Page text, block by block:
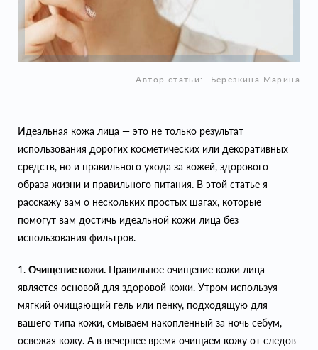
Автор статьи: Березкина Марина
Идеальная кожа лица — это не только результат
использования дорогих косметических или декоративных
средств, но и правильного ухода за кожей, здорового
образа жизни и правильного питания. В этой статье я
расскажу вам о нескольких простых шагах, которые
помогут вам достичь идеальной кожи лица без
использования фильтров.
1. Очищение кожи. Правильное очищение кожи лица
является основой для здоровой кожи. Утром используя
мягкий очищающий гель или пенку, подходящую для
вашего типа кожи, смываем накопленный за ночь себум,
освежая кожу. А в вечернее время очищаем кожу от следов